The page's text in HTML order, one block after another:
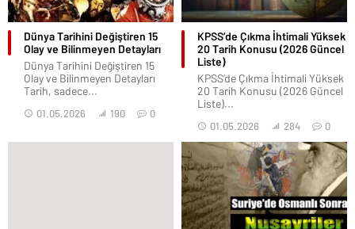
Dünya Tarihini Değiştiren 15
Olay ve Bilinmeyen Detayları
Dünya Tarihini Değiştiren 15
Olay ve Bilinmeyen Detayları
Tarih, sadece...
01.05.2026 190 0
KPSS’de Çıkma İhtimali Yüksek
20 Tarih Konusu (2026 Güncel
Liste)
KPSS’de Çıkma İhtimali Yüksek
20 Tarih Konusu (2026 Güncel
Liste)...
01.05.2026 284 0